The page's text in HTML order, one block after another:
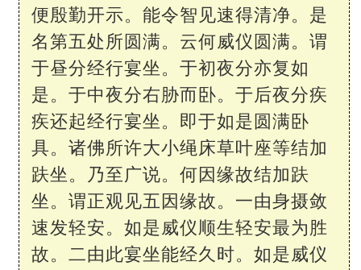
便殷勤开示。能令智见速得清净。是
名第五处所圆满。云何威仪圆满。谓
于昼分经行宴坐。于初夜分亦复如
是。于中夜分右胁而卧。于后夜分疾
疾还起经行宴坐。即于如是圆满卧
具。诸佛所许大小绳床草叶座等结加
趺坐。乃至广说。何因缘故结加趺
坐。谓正观见五因缘故。一由身摄敛
速发轻安。如是威仪顺生轻安最为胜
故。二由此宴坐能经久时。如是威仪